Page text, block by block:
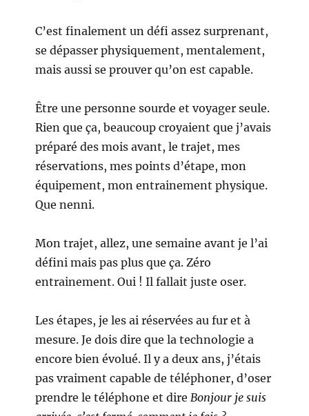
C’est finalement un défi assez surprenant,
se dépasser physiquement, mentalement,
mais aussi se prouver qu’on est capable.
Être une personne sourde et voyager seule.
Rien que ça, beaucoup croyaient que j’avais
préparé des mois avant, le trajet, mes
réservations, mes points d’étape, mon
équipement, mon entrainement physique.
Que nenni.
Mon trajet, allez, une semaine avant je l’ai
défini mais pas plus que ça. Zéro
entrainement. Oui ! Il fallait juste oser.
Les étapes, je les ai réservées au fur et à
mesure. Je dois dire que la technologie a
encore bien évolué. Il y a deux ans, j’étais
pas vraiment capable de téléphoner, d’oser
prendre le téléphone et dire Bonjour je suis